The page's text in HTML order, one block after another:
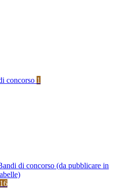
concorso 1
di concorso (da pubblicare in
16